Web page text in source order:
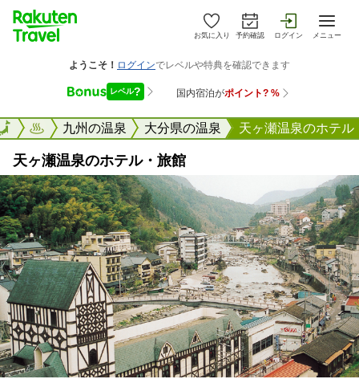
お気に入り 予約確認 ログイン メニュー
楽天トラベル九州の温泉 大分県の温泉 天ヶ瀬温泉のホテル
天ヶ瀬温泉のホテル・旅館